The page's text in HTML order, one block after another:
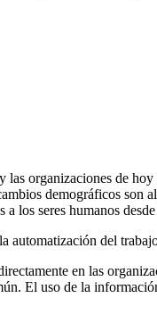
las organizaciones de
demográficos son
a los seres humanos
automatización del
en las
El uso de la